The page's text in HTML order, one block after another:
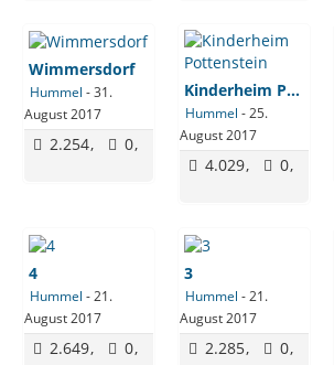
Wimmersdorf
Hummel -31.
August 2017
2.254 0
Kinderheim Pottenstein
Hummel -25.
August 2017
4.029 0
4
Hummel -21.
August 2017
2.649 0
3
Hummel -21.
August 2017
2.285 0